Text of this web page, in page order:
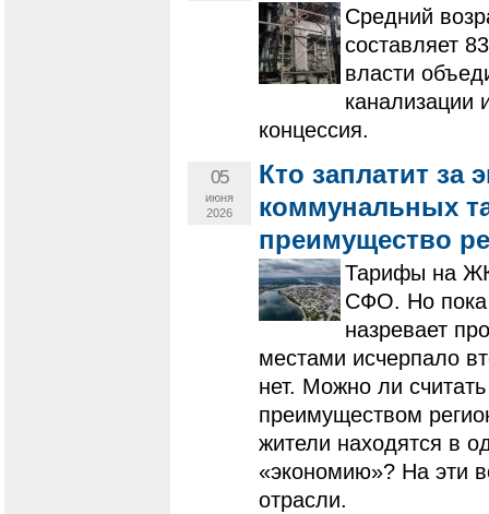
Средний
составляет
власти
канализации
концессия.
05
июня
2026
Кто заплатит
коммунальных
преимущество
Тарифы на
СФО. Но пока
назревает
местами исчерпало
нет. Можно ли
преимуществом
жители находятся в
«экономию»? На эти
отрасли.